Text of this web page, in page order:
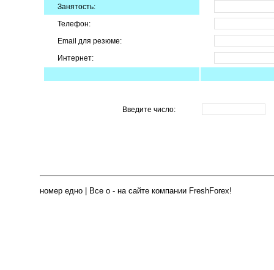
Занятость:
Телефон:
Email для резюме:
Интернет:
Введите число:
номер едно | Все о - на сайте компании FreshForex!